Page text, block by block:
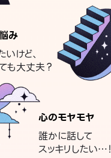
み
けど、
も大丈夫？
心のモヤモヤ
誰かに話して
スッキリしたい…！